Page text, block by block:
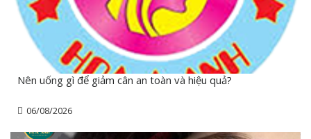
Nên uống gì để giảm cân an toàn và hiệu quả?
06/08/2026